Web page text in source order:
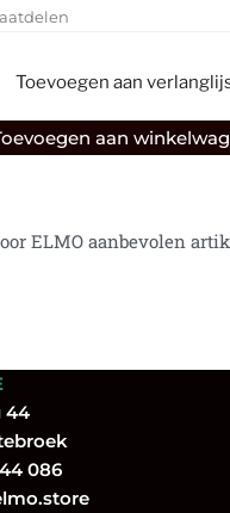
Toevoegen aan
aan
ELMO aanbevolen
44
086